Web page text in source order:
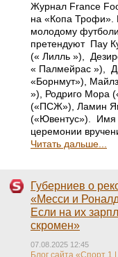
Журнал France
на «Копа Трофи».
молодому
претендуют Пау
(« Лилль »),
« Палмейрас »),
«Борнмут»),
»), Родриго Мора
(«ПСЖ»), Ламин
(«Ювентус»). Имя
церемонии
Читать дальше...
Губерниев о
«Месси и
Если на их
скромен»
07.08.2025 12:45
Блог сайта «Спорт 1